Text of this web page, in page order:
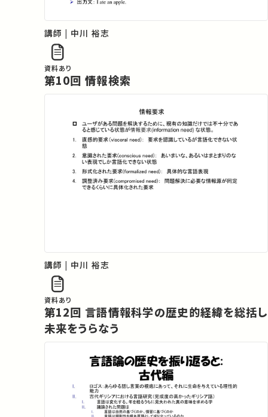
講師 | 中川 裕志
資料あり
第10回 情報検索
講師 | 中川 裕志
資料あり
第12回 言語情報科学の歴史的経緯を総括し
未来をうらなう